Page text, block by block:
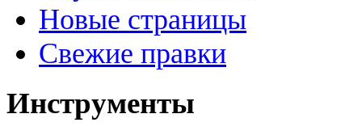
Новые страницы
Свежие правки
Инструменты